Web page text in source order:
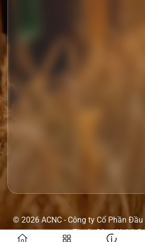
© 2026 ACNC - Công ty Cổ Phần
Thuật Công Nghệ